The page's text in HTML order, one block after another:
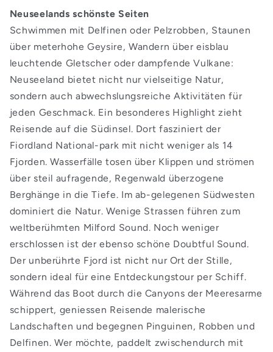
Neuseelands schönste Seiten
Schwimmen mit Delfinen oder Pelzrobben, Staunen
über meterhohe Geysire, Wandern über eisblau
leuchtende Gletscher oder dampfende Vulkane:
Neuseeland bietet nicht nur vielseitige Natur,
sondern auch abwechslungsreiche Aktivitäten für
jeden Geschmack. Ein besonderes Highlight zieht
Reisende auf die Südinsel. Dort fasziniert der
Fiordland National-park mit nicht weniger als 14
Fjorden. Wasserfälle tosen über Klippen und strömen
über steil aufragende, Regenwald überzogene
Berghänge in die Tiefe. Im ab-gelegenen Südwesten
dominiert die Natur. Wenige Strassen führen zum
weltberühmten Milford Sound. Noch weniger
erschlossen ist der ebenso schöne Doubtful Sound.
Der unberührte Fjord ist nicht nur Ort der Stille,
sondern ideal für eine Entdeckungstour per Schiff.
Während das Boot durch die Canyons der Meeresarme
schippert, geniessen Reisende malerische
Landschaften und begegnen Pinguinen, Robben und
Delfinen. Wer möchte, paddelt zwischendurch mit